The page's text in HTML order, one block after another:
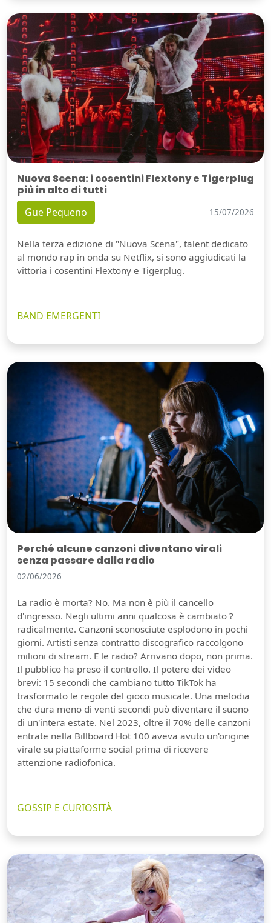
Nuova Scena: i cosentini Flextony e Tigerplug
più in alto di tutti
Gue Pequeno 15/07/2026
Nella terza edizione di "Nuova Scena", talent dedicato
al mondo rap in onda su Netflix, si sono aggiudicati la
vittoria i cosentini Flextony e Tigerplug.
BAND EMERGENTI
Perché alcune canzoni diventano virali
senza passare dalla radio
02/06/2026
La radio è morta? No. Ma non è più il cancello
d'ingresso. Negli ultimi anni qualcosa è cambiato ?
radicalmente. Canzoni sconosciute esplodono in pochi
giorni. Artisti senza contratto discografico raccolgono
milioni di stream. E le radio? Arrivano dopo, non prima.
Il pubblico ha preso il controllo. Il potere dei video
brevi: 15 secondi che cambiano tutto TikTok ha
trasformato le regole del gioco musicale. Una melodia
che dura meno di venti secondi può diventare il suono
di un'intera estate. Nel 2023, oltre il 70% delle canzoni
entrate nella Billboard Hot 100 aveva avuto un'origine
virale su piattaforme social prima di ricevere
attenzione radiofonica.
GOSSIP E CURIOSITÀ